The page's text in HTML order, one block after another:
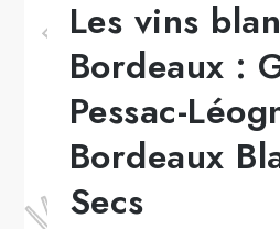
Les vins
Bordeaux :
Pessac-
Bordeaux
Secs